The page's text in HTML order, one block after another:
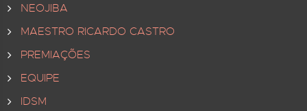
NEOJIBA
MAESTRO RICARDO CASTRO
PREMIAÇÕES
EQUIPE
IDSM